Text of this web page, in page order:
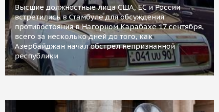
Высшие должностные лица США, ЕС и России
встретились в Стамбуле для обсуждения
противостояния в Нагорном Карабахе 17 сентября,
всего за несколько дней до того, как
Азербайджан начал обстрел непризнанной
республики